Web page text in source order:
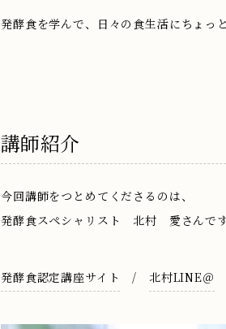
発酵食を学んで、日々の食生活にちょっ
講師紹介
今回講師をつとめてくださるのは、
発酵食スペシャリスト 北村 愛さんです
発酵食認定講座サイト / 北村LINE＠